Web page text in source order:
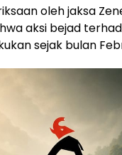
oleh jaksa
aksi bejad
sejak bulan